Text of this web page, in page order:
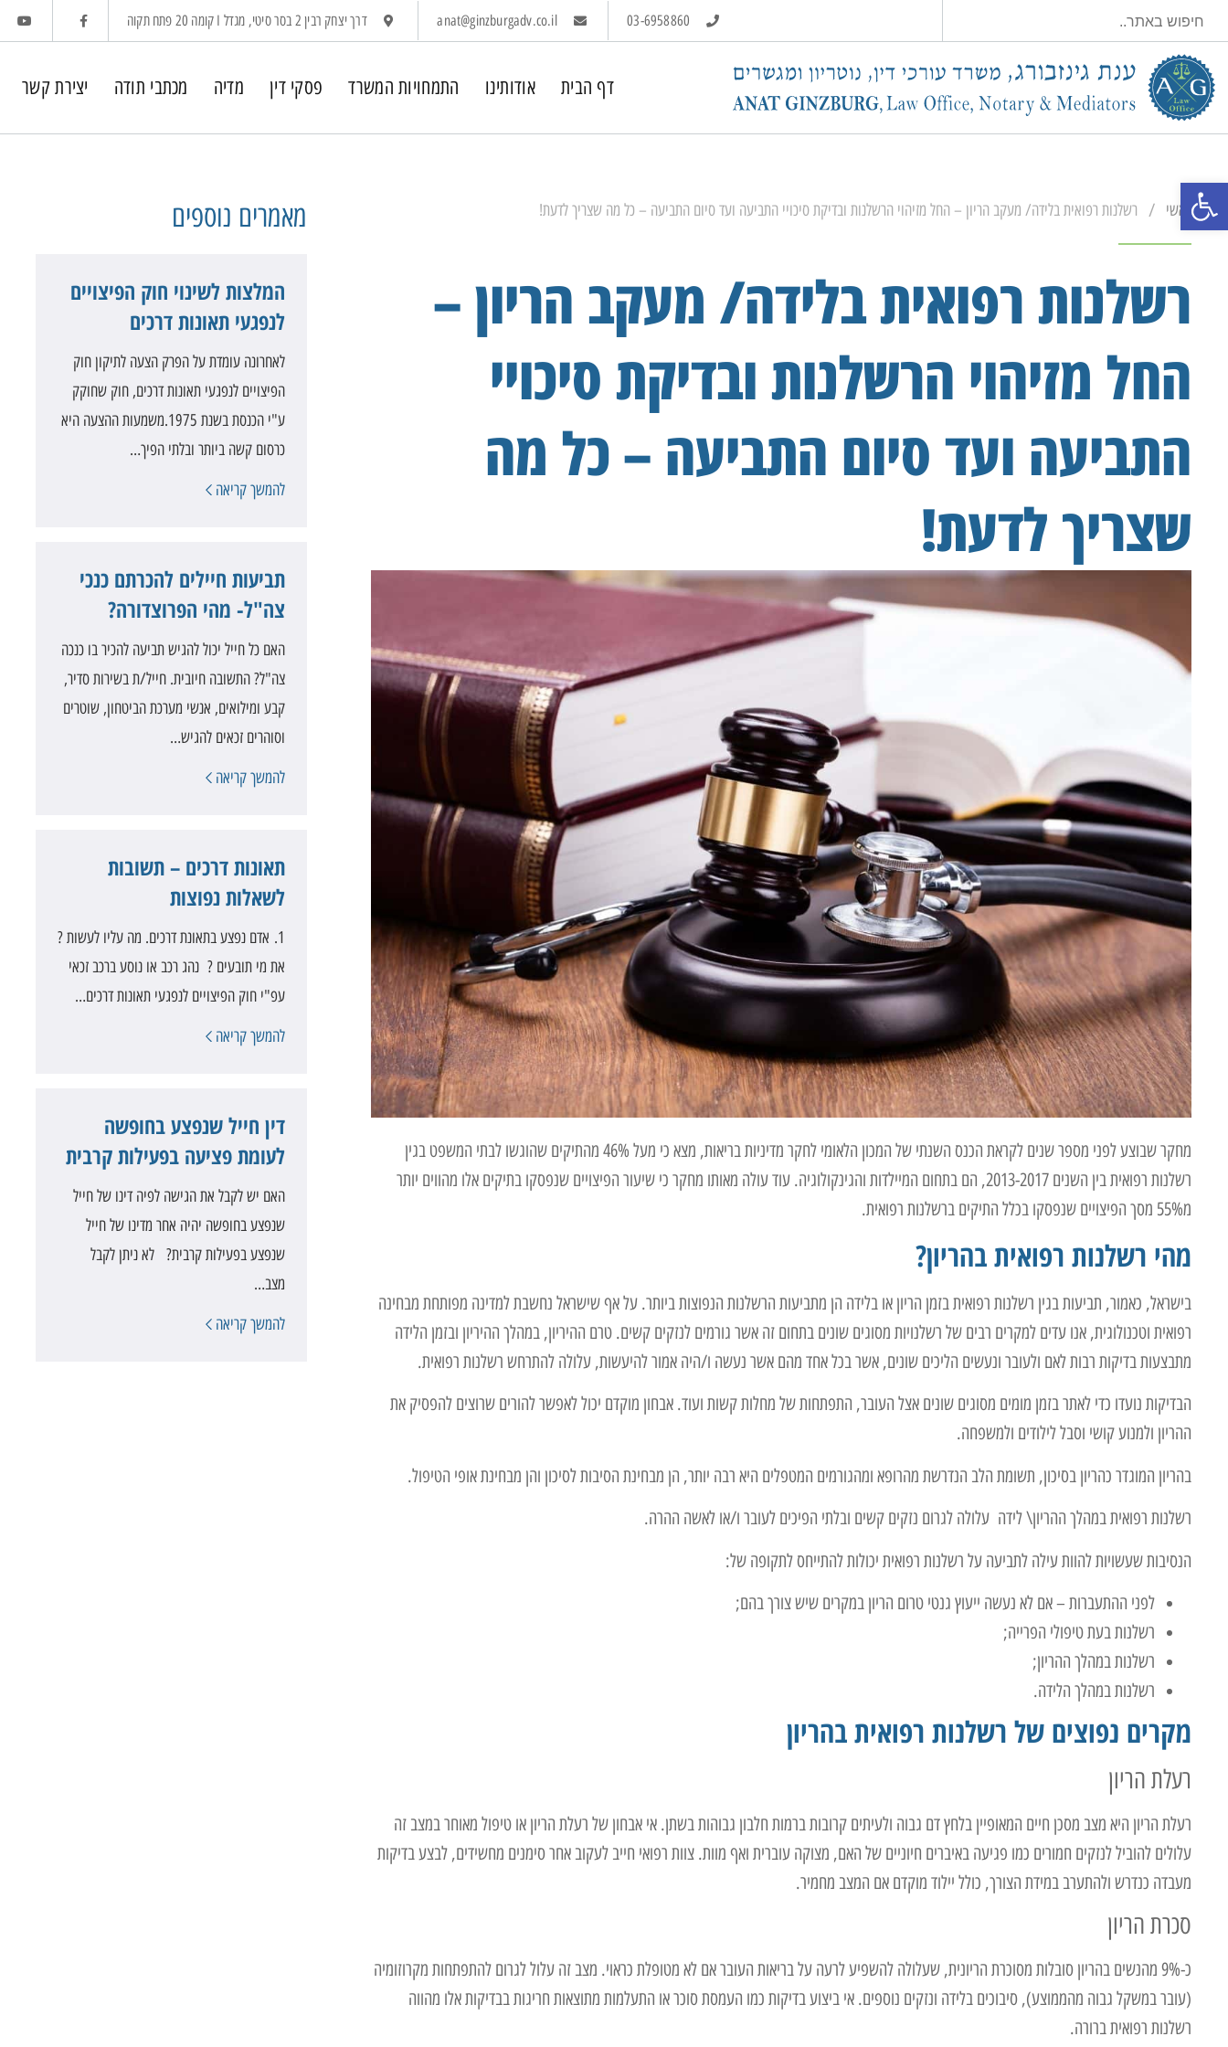
03-6958860
anat@ginzburgadv.co.il דרך יצחק רבין 2 בסר סיטי, מגדל I קומה 20 פתח תקוה
דף הבית אודותינו התמחויות המשרד פסקי דין מדיה מכתבי תודה יצירת קשר
ראשי / רשלנות רפואית בלידה/ מעקב הריון – החל מזיהוי הרשלנות ובדיקת סיכויי התביעה ועד סיום התביעה – כל מה שצריך לדעת!
רשלנות רפואית בלידה/ מעקב הריון –
החל מזיהוי הרשלנות ובדיקת סיכויי
התביעה ועד סיום התביעה – כל מה
שצריך לדעת!
מחקר שבוצע לפני מספר שנים לקראת הכנס השנתי של המכון הלאומי לחקר מדיניות בריאות, מצא כי מעל 46% מהתיקים שהוגשו לבתי המשפט בגין
רשלנות רפואית בין השנים 2013-2017, הם בתחום המיילדות והגינקולוגיה. עוד עולה מאותו מחקר כי שיעור הפיצויים שנפסקו בתיקים אלו מהווים יותר
מ55% מסך הפיצויים שנפסקו בכלל התיקים ברשלנות רפואית.
מהי רשלנות רפואית בהריון?
בישראל, כאמור, תביעות בגין רשלנות רפואית בזמן הריון או בלידה הן מתביעות הרשלנות הנפוצות ביותר. על אף שישראל נחשבת למדינה מפותחת מבחינה
רפואית וטכנולוגית, אנו עדים למקרים רבים של רשלנויות מסוגים שונים בתחום זה אשר גורמים לנזקים קשים. טרם ההיריון, במהלך ההיריון ובזמן הלידה
מתבצעות בדיקות רבות לאם ולעובר ונעשים הליכים שונים, אשר בכל אחד מהם אשר נעשה ו/היה אמור להיעשות, עלולה להתרחש רשלנות רפואית.
הבדיקות נועדו כדי לאתר בזמן מומים מסוגים שונים אצל העובר, התפתחות של מחלות קשות ועוד. אבחון מוקדם יכול לאפשר להורים שרוצים להפסיק את
ההריון ולמנוע קושי וסבל לילודים ולמשפחה.
בהריון המוגדר כהריון בסיכון, תשומת הלב הנדרשת מהרופא ומהגורמים המטפלים היא רבה יותר, הן מבחינת הסיבות לסיכון והן מבחינת אופי הטיפול.
רשלנות רפואית במהלך ההריון\ לידה עלולה לגרום נזקים קשים ובלתי הפיכים לעובר ו/או לאשה ההרה.
הנסיבות שעשויות להוות עילה לתביעה על רשלנות רפואית יכולות להתייחס לתקופה של:
לפני ההתעברות – אם לא נעשה ייעוץ גנטי טרום הריון במקרים שיש צורך בהם;
רשלנות בעת טיפולי הפרייה;
רשלנות במהלך ההריון;
רשלנות במהלך הלידה.
מקרים נפוצים של רשלנות רפואית בהריון
רעלת הריון
רעלת הריון היא מצב מסכן חיים המאופיין בלחץ דם גבוה ולעיתים קרובות ברמות חלבון גבוהות בשתן. אי אבחון של רעלת הריון או טיפול מאוחר במצב זה
עלולים להוביל לנזקים חמורים כמו פגיעה באיברים חיוניים של האם, מצוקה עוברית ואף מוות. צוות רפואי חייב לעקוב אחר סימנים מחשידים, לבצע בדיקות
מעבדה כנדרש ולהתערב במידת הצורך, כולל יילוד מוקדם אם המצב מחמיר.
סכרת הריון
כ-9% מהנשים בהריון סובלות מסוכרת הריונית, שעלולה להשפיע לרעה על בריאות העובר אם לא מטופלת כראוי. מצב זה עלול לגרום להתפתחות מקרוזומיה
(עובר במשקל גבוה מהממוצע), סיבוכים בלידה ונזקים נוספים. אי ביצוע בדיקות כמו העמסת סוכר או התעלמות מתוצאות חריגות בבדיקות אלו מהווה
רשלנות רפואית ברורה.
מאמרים נוספים
המלצות לשינוי חוק הפיצויים
לנפגעי תאונות דרכים
לאחרונה עומדת על הפרק הצעה לתיקון חוק
הפיצויים לנפגעי תאונות דרכים, חוק שחוקק
ע"י הכנסת בשנת 1975.משמעות ההצעה היא
כרסום קשה ביותר ובלתי הפיך…
להמשך קריאה
תביעות חיילים להכרתם כנכי
צה"ל- מהי הפרוצדורה?
האם כל חייל יכול להגיש תביעה להכיר בו כנכה
צה"ל? התשובה חיובית. חייל/ת בשירות סדיר,
קבע ומילואים, אנשי מערכת הביטחון, שוטרים
וסוהרים זכאים להגיש…
להמשך קריאה
תאונות דרכים – תשובות
לשאלות נפוצות
1. אדם נפצע בתאונת דרכים. מה עליו לעשות ?
את מי תובעים ? נהג רכב או נוסע ברכב זכאי
עפ"י חוק הפיצויים לנפגעי תאונות דרכים…
להמשך קריאה
דין חייל שנפצע בחופשה
לעומת פציעה בפעילות קרבית
האם יש לקבל את הגישה לפיה דינו של חייל
שנפצע בחופשה יהיה אחר מדינו של חייל
שנפצע בפעילות קרבית? לא ניתן לקבל
מצב…
להמשך קריאה
פתח סרגל נגישות